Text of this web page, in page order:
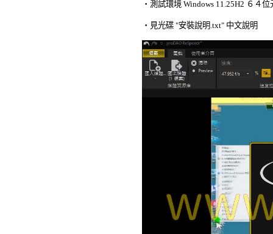
‧測試環境 Windows 11.25H2 ６４
‧見光碟 "安裝說明.txt" 中文說明